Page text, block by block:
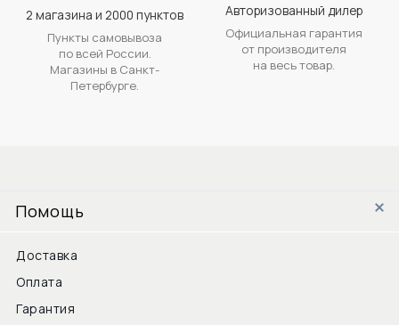
2 магазина и 2000 пунктов
Пункты самовывоза
по всей России.
Магазины в Санкт-
Петербурге.
Авторизованный дилер
Официальная гарантия
от производителя
на весь товар.
Помощь
Доставка
Оплата
Гарантия